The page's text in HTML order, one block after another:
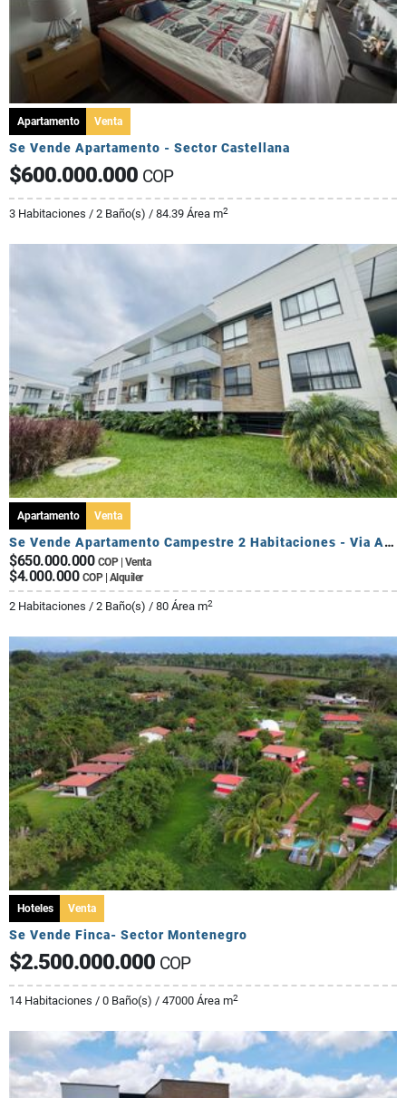
Apartamento Venta
Se Vende Apartamento - Sector Castellana
$600.000.000 COP
3 Habitaciones / 2 Baño(s) / 84.39 Área m2
Apartamento Venta
Se Vende Apartamento Campestre 2 Habitaciones - Via Al Caimo
$650.000.000 COP | Venta
$4.000.000 COP | Alquiler
2 Habitaciones / 2 Baño(s) / 80 Área m2
Hoteles Venta
Se Vende Finca- Sector Montenegro
$2.500.000.000 COP
14 Habitaciones / 0 Baño(s) / 47000 Área m2